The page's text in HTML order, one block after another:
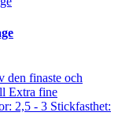
den finaste och
Extra fine
2,5 - 3 Stickfasthet: